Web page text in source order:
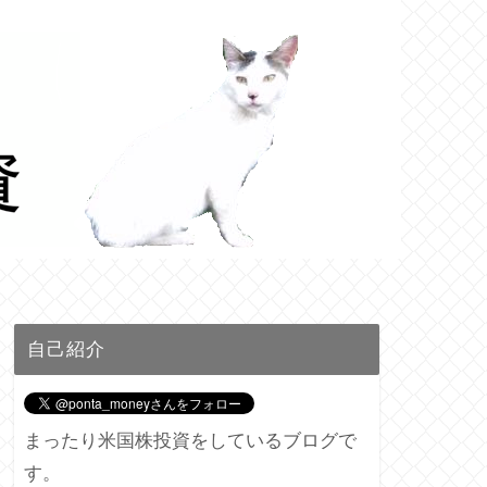
自己紹介
まったり米国株投資をしているブログで
す。